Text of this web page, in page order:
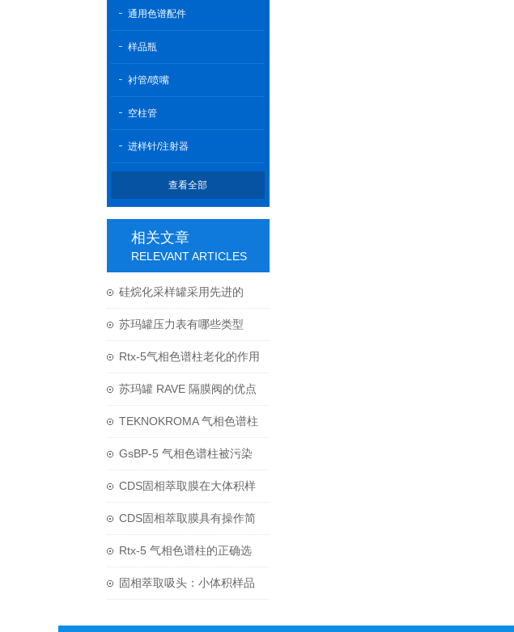
通用色谱配件
样品瓶
衬管/喷嘴
空柱管
进样针/注射器
查看全部
相关文章
RELEVANT ARTICLES
硅烷化采样罐采用先进的
Silonite技术处理
苏玛罐压力表有哪些类型
呢？又该怎么选呢？
Rtx-5气相色谱柱老化的作用
和原则是什么？
苏玛罐 RAVE 隔膜阀的优点
和设计特点介绍
TEKNOKROMA 气相色谱柱
替代 岛津、AGILENT、
SUPELCO、 RESTEK 等品
牌
GsBP-5 气相色谱柱被污染
了该怎么处理呢？
CDS固相萃取膜在大体积样
品前处理中的技术应用
CDS固相萃取膜具有操作简
便、通量高、可自动化等优
点
Rtx-5 气相色谱柱的正确选
型
固相萃取吸头：小体积样品